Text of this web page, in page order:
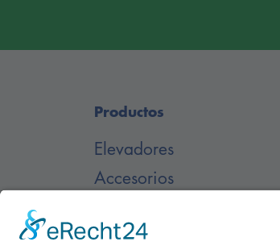
Productos
Elevadores
Accesorios
Elevador enterrado